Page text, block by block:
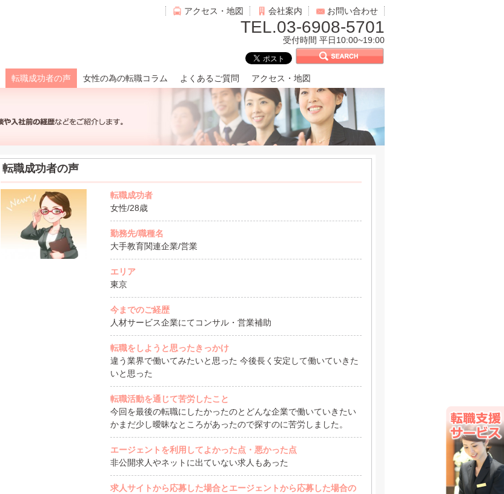
お問い合わせ
会社案内
アクセス・地図
TEL.03-6908-5701
受付時間 平日10:00~19:00
転職成功者の声 女性の為の転職コラム よくあるご質問 アクセス・地図
転職成功者の声
転職成功者
女性/28歳
勤務先/職種名
大手教育関連企業/営業
エリア
東京
今までのご経歴
人材サービス企業にてコンサル・営業補助
転職をしようと思ったきっかけ
違う業界で働いてみたいと思った 今後長く安定して働いていきた
いと思った
転職活動を通じて苦労したこと
今回を最後の転職にしたかったのとどんな企業で働いていきたい
かまだ少し曖昧なところがあったので探すのに苦労しました。
エージェントを利用してよかった点・悪かった点
非公開求人やネットに出ていない求人もあった
求人サイトから応募した場合とエージェントから応募した場合の